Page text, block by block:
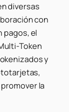
diversas
con
pagos, el
Token
y
la